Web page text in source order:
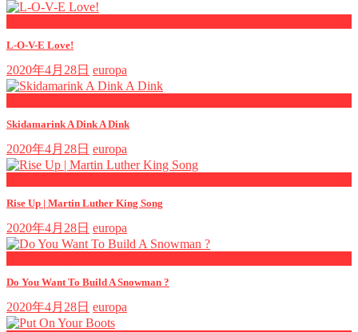
L-O-V-E Love!
2020年4月28日 europa
Skidamarink A Dink A Dink
2020年4月28日 europa
Rise Up | Martin Luther King Song
2020年4月28日 europa
Do You Want To Build A Snowman ?
2020年4月28日 europa